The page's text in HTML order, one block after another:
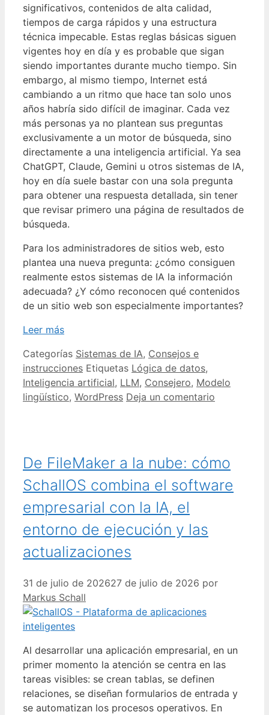
significativos, contenidos de alta calidad,
tiempos de carga rápidos y una estructura
técnica impecable. Estas reglas básicas siguen
vigentes hoy en día y es probable que sigan
siendo importantes durante mucho tiempo. Sin
embargo, al mismo tiempo, Internet está
cambiando a un ritmo que hace tan solo unos
años habría sido difícil de imaginar. Cada vez
más personas ya no plantean sus preguntas
exclusivamente a un motor de búsqueda, sino
directamente a una inteligencia artificial. Ya sea
ChatGPT, Claude, Gemini u otros sistemas de IA,
hoy en día suele bastar con una sola pregunta
para obtener una respuesta detallada, sin tener
que revisar primero una página de resultados de
búsqueda.
Para los administradores de sitios web, esto
plantea una nueva pregunta: ¿cómo consiguen
realmente estos sistemas de IA la información
adecuada? ¿Y cómo reconocen qué contenidos
de un sitio web son especialmente importantes?
Leer más
Categorías Sistemas de IA, Consejos e
instrucciones Etiquetas Lógica de datos,
Inteligencia artificial, LLM, Consejero, Modelo
lingüístico, WordPress Deja un comentario
De FileMaker a la nube: cómo
SchallOS combina el software
empresarial con la IA, el
entorno de ejecución y las
actualizaciones
31 de julio de 202627 de julio de 2026 por
Markus Schall
Al desarrollar una aplicación empresarial, en un
primer momento la atención se centra en las
tareas visibles: se crean tablas, se definen
relaciones, se diseñan formularios de entrada y
se automatizan los procesos operativos. En